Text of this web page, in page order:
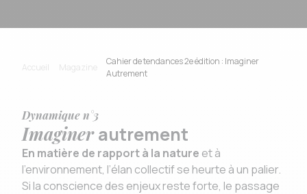
Accueil Magazine
Cahier de tendances 2e édition : Imaginer
Autrement
Dynamique n°3
Imaginerautrement
En matière de rapport à la nature et à
l’environnement, l’élan collectif se heurte à un palier.
Si la conscience des enjeux reste forte, le passage